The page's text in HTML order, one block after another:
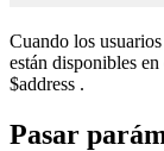
Cuando los
están disponibles
$address .
Pasar